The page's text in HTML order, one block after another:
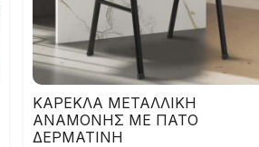
ΚΑΡΕΚΛΑ ΜΕΤΑΛΛΙΚΗ
ΑΝΑΜΟΝΗΣ ΜΕ ΠΑΤΟ
ΔΕΡΜΑΤΙΝΗ